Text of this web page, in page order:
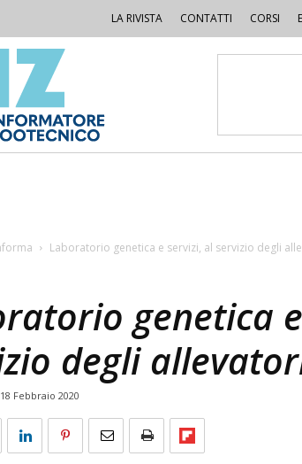
LA RIVISTA CONTATTI CORSI
Laboratorio genetica e servizi, al servizio degli
genetica
degli
18 Febbraio 2020